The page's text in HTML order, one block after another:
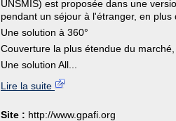
UNSMIS) est proposée dans une
pendant un séjour à l'étranger, en
Une solution à 360°
Couverture la plus étendue du
Une solution All...
Lire la suite
Site : http://www.gpafi.org